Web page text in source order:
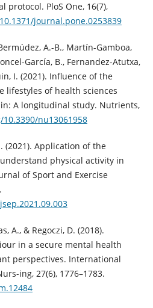
PloS One, 16(7),
journal.pone.0253839
A.-B., Martín-Gamboa,
García, B., Fernandez-Atutxa,
I. (2021). Influence of the
lifestyles of health sciences
A longitudinal study. Nutrients,
nu13061958
(2021). Application of the
physical activity in
of Sport and Exercise
A., & Regoczi, D. (2018).
in a secure mental health
perspectives. International
ing, 27(6), 1776–1783.